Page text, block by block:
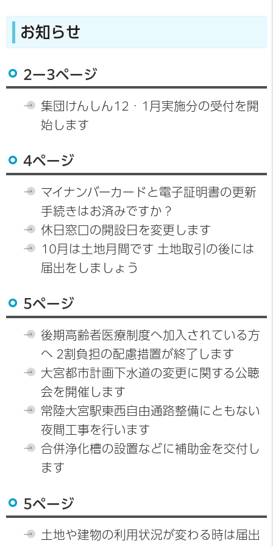
お知らせ
2ー3ページ
集団けんしん12・1月実施分の受付を開
始します
4ページ
マイナンバーカードと電子証明書の更新
手続きはお済みですか？
休日窓口の開設日を変更します
10月は土地月間です 土地取引の後には
届出をしましょう
5ページ
後期高齢者医療制度へ加入されている方
へ 2割負担の配慮措置が終了します
大宮都市計画下水道の変更に関する公聴
会を開催します
常陸大宮駅東西自由通路整備にともない
夜間工事を行います
合併浄化槽の設置などに補助金を交付し
ます
5ページ
土地や建物の利用状況が変わる時は届出